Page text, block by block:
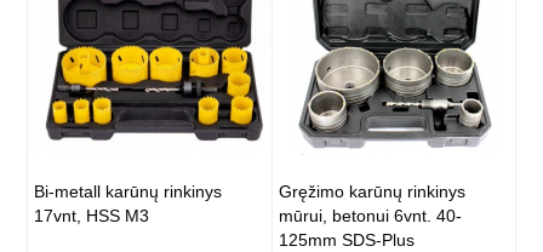
Bi-metall karūnų rinkinys
17vnt, HSS M3
Gręžimo karūnų rinkinys
mūrui, betonui 6vnt. 40-
125mm SDS-Plus